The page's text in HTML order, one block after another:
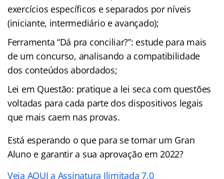
exercícios específicos e separados por níveis
(iniciante, intermediário e avançado);
Ferramenta “Dá pra conciliar?”: estude para mais
de um concurso, analisando a compatibilidade
dos conteúdos abordados;
Lei em Questão: pratique a lei seca com questões
voltadas para cada parte dos dispositivos legais
que mais caem nas provas.
Está esperando o que para se tornar um Gran
Aluno e garantir a sua aprovação em 2022?
Veja AQUI a Assinatura Ilimitada 7.0